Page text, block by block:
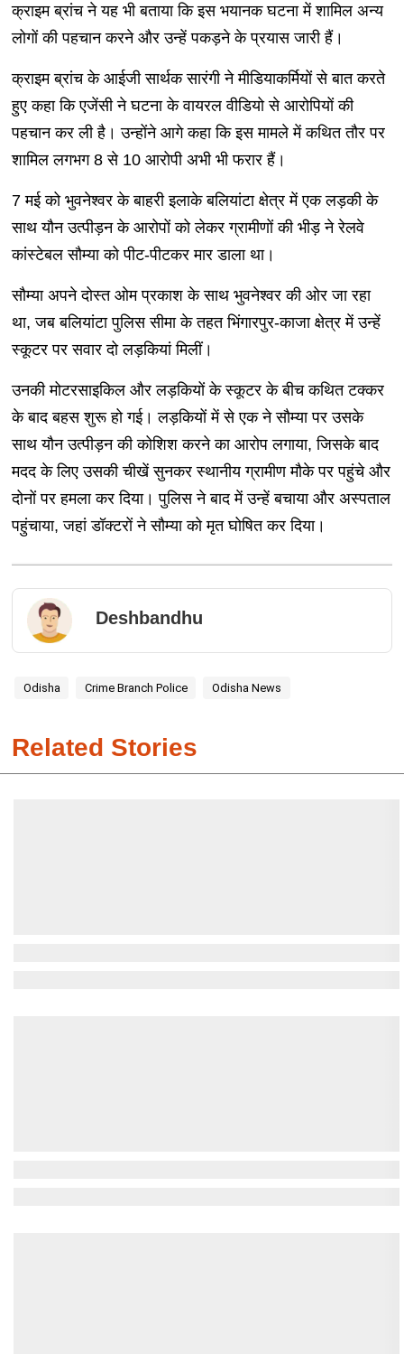
क्राइम ब्रांच ने यह भी बताया कि इस भयानक घटना में शामिल अन्य
लोगों की पहचान करने और उन्हें पकड़ने के प्रयास जारी हैं।
क्राइम ब्रांच के आईजी सार्थक सारंगी ने मीडियाकर्मियों से बात करते
हुए कहा कि एजेंसी ने घटना के वायरल वीडियो से आरोपियों की
पहचान कर ली है। उन्होंने आगे कहा कि इस मामले में कथित तौर पर
शामिल लगभग 8 से 10 आरोपी अभी भी फरार हैं।
7 मई को भुवनेश्वर के बाहरी इलाके बलियांटा क्षेत्र में एक लड़की के
साथ यौन उत्पीड़न के आरोपों को लेकर ग्रामीणों की भीड़ ने रेलवे
कांस्टेबल सौम्या को पीट-पीटकर मार डाला था।
सौम्या अपने दोस्त ओम प्रकाश के साथ भुवनेश्वर की ओर जा रहा
था, जब बलियांटा पुलिस सीमा के तहत भिंगारपुर-काजा क्षेत्र में उन्हें
स्कूटर पर सवार दो लड़कियां मिलीं।
उनकी मोटरसाइकिल और लड़कियों के स्कूटर के बीच कथित टक्कर
के बाद बहस शुरू हो गई। लड़कियों में से एक ने सौम्या पर उसके
साथ यौन उत्पीड़न की कोशिश करने का आरोप लगाया, जिसके बाद
मदद के लिए उसकी चीखें सुनकर स्थानीय ग्रामीण मौके पर पहुंचे और
दोनों पर हमला कर दिया। पुलिस ने बाद में उन्हें बचाया और अस्पताल
पहुंचाया, जहां डॉक्टरों ने सौम्या को मृत घोषित कर दिया।
Deshbandhu
Odisha Crime Branch Police Odisha News
Related Stories